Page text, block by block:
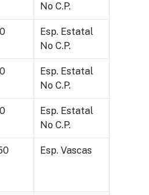
No C.P.
Esp. Estatal
No C.P.
Esp. Estatal
No C.P.
Esp. Estatal
No C.P.
Esp. Vascas